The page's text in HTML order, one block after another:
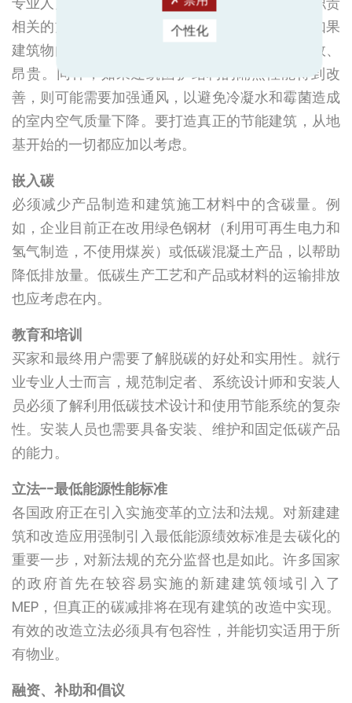
相关的方面。例如，设计完美的低温热泵系统，如果
建筑物的隔热性能很差，运行起来就会无效、低效、
昂贵。同样，如果建筑围护结构的隔热性能得到改
善，则可能需要加强通风，以避免冷凝水和霉菌造成
的室内空气质量下降。要打造真正的节能建筑，从地
基开始的一切都应加以考虑。
嵌入碳
必须减少产品制造和建筑施工材料中的含碳量。例
如，企业目前正在改用绿色钢材（利用可再生电力和
氢气制造，不使用煤炭）或低碳混凝土产品，以帮助
降低排放量。低碳生产工艺和产品或材料的运输排放
也应考虑在内。
教育和培训
买家和最终用户需要了解脱碳的好处和实用性。就行
业专业人士而言，规范制定者、系统设计师和安装人
员必须了解利用低碳技术设计和使用节能系统的复杂
性。安装人员也需要具备安装、维护和固定低碳产品
的能力。
立法--最低能源性能标准
各国政府正在引入实施变革的立法和法规。对新建建
筑和改造应用强制引入最低能源绩效标准是去碳化的
重要一步，对新法规的充分监督也是如此。许多国家
的政府首先在较容易实施的新建建筑领域引入了
MEP，但真正的碳减排将在现有建筑的改造中实现。
有效的改造立法必须具有包容性，并能切实适用于所
有物业。
融资、补助和倡议
个性化